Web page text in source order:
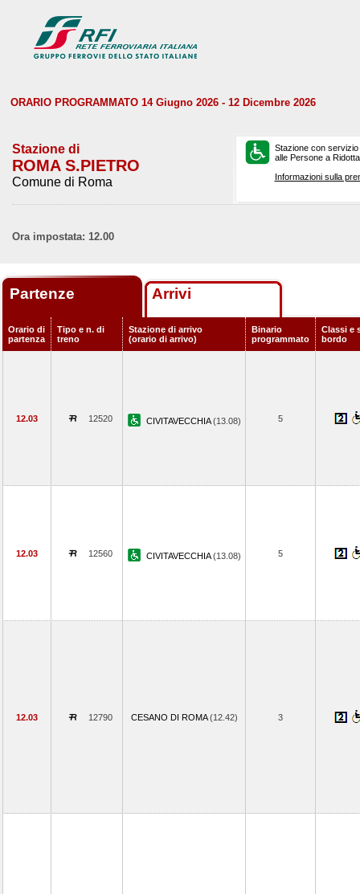
ORARIO PROGRAMMATO 14 Giugno 2026 - 12 Dicembre 2026
Stazione di
ROMA S.PIETRO
Comune di Roma
Stazione con
alle Persone a
Informazioni sulla
Ora impostata: 12.00
Partenze Arrivi
Orario di
partenza
Tipo e n. di
treno
Stazione di arrivo
(orario di arrivo)
Binario
programmato
Classi e
bordo
12.03 12520 CIVITAVECCHIA(13.08) 5
12.03 12560 CIVITAVECCHIA(13.08) 5
12.03 12790 CESANO DI ROMA(12.42) 3